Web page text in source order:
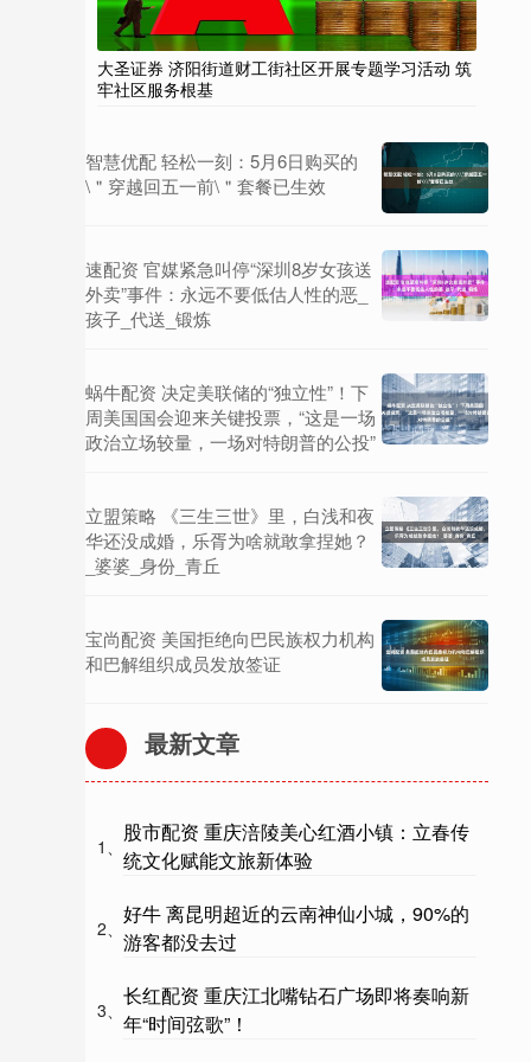
大圣证券 济阳街道财工街社区开展专题学习活动 筑
牢社区服务根基
智慧优配 轻松一刻：5月6日购买的
\＂穿越回五一前\＂套餐已生效
速配资 官媒紧急叫停“深圳8岁女孩送
外卖”事件：永远不要低估人性的恶_
孩子_代送_锻炼
蜗牛配资 决定美联储的“独立性”！下
周美国国会迎来关键投票，“这是一场
政治立场较量，一场对特朗普的公投”
立盟策略 《三生三世》里，白浅和夜
华还没成婚，乐胥为啥就敢拿捏她？
_婆婆_身份_青丘
宝尚配资 美国拒绝向巴民族权力机构
和巴解组织成员发放签证
最新文章
1、
股市配资 重庆涪陵美心红酒小镇：立春传
统文化赋能文旅新体验
2、
好牛 离昆明超近的云南神仙小城，90%的
游客都没去过
3、
长红配资 重庆江北嘴钻石广场即将奏响新
年“时间弦歌”！